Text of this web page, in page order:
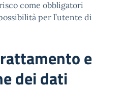
come obbligatori
per l’utente di
e
dei dati